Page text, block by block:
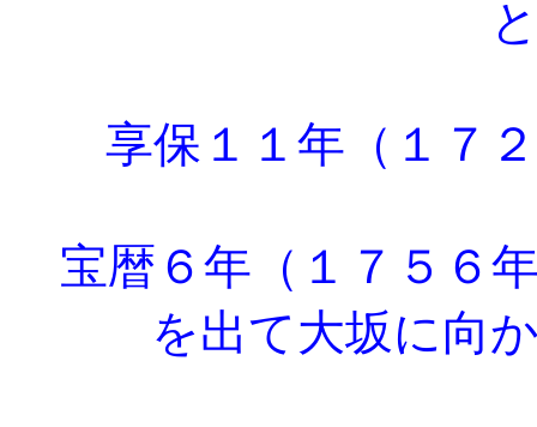
享保１１年（１７
宝暦６年（１７５６
を出て大坂に向